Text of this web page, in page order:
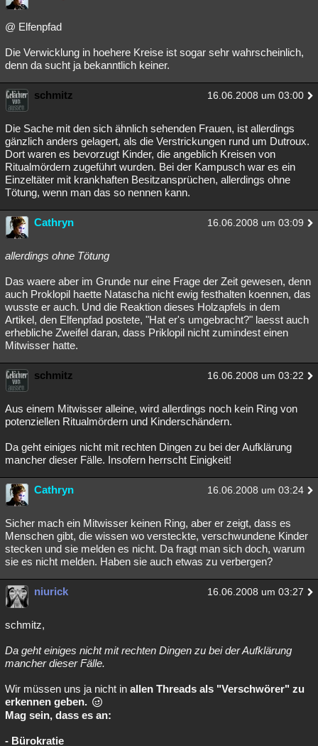
@ Elfenpfad
Die Verwicklung in hoehere Kreise ist sogar sehr wahrscheinlich,
denn da sucht ja bekanntlich keiner.
schmitz 16.06.2008 um 03:00
Die Sache mit den sich ähnlich sehenden Frauen, ist allerdings
gänzlich anders gelagert, als die Verstrickungen rund um Dutroux.
Dort waren es bevorzugt Kinder, die angeblich Kreisen von
Ritualmördern zugeführt wurden. Bei der Kampusch war es ein
Einzeltäter mit krankhaften Besitzansprüchen, allerdings ohne
Tötung, wenn man das so nennen kann.
Cathryn 16.06.2008 um 03:09
allerdings ohne Tötung
Das waere aber im Grunde nur eine Frage der Zeit gewesen, denn
auch Proklopil haette Natascha nicht ewig festhalten koennen, das
wusste er auch. Und die Reaktion dieses Holzapfels in dem
Artikel, den Elfenpfad postete, "Hat er's umgebracht?" laesst auch
erhebliche Zweifel daran, dass Priklopil nicht zumindest einen
Mitwisser hatte.
schmitz 16.06.2008 um 03:22
Aus einem Mitwisser alleine, wird allerdings noch kein Ring von
potenziellen Ritualmördern und Kinderschändern.
Da geht einiges nicht mit rechten Dingen zu bei der Aufklärung
mancher dieser Fälle. Insofern herrscht Einigkeit!
Cathryn 16.06.2008 um 03:24
Sicher mach ein Mitwisser keinen Ring, aber er zeigt, dass es
Menschen gibt, die wissen wo versteckte, verschwundene Kinder
stecken und sie melden es nicht. Da fragt man sich doch, warum
sie es nicht melden. Haben sie auch etwas zu verbergen?
niurick 16.06.2008 um 03:27
schmitz,
Da geht einiges nicht mit rechten Dingen zu bei der Aufklärung
mancher dieser Fälle.
Wir müssen uns ja nicht in allen Threads als "Verschwörer" zu
erkennen geben.
Mag sein, dass es an:
- Bürokratie